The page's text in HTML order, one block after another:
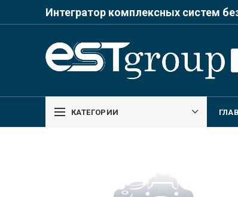
Интегратор комплексных систем
КАТЕГОРИИ